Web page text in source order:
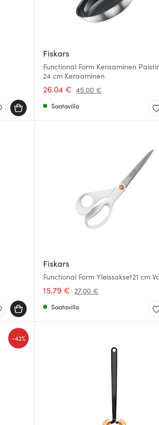
Fiskars
Functional Form Keraaminen
24 cm Keraaminen
26.04 € 45.00 €
Saatavilla
Fiskars
Functional Form Yleissakset21 cm
15.79 € 27.00 €
Saatavilla
-42%